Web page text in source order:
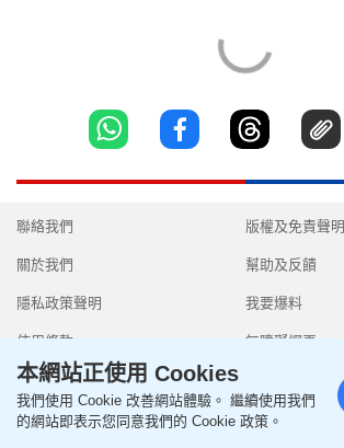
聯絡我們
關於我們
隱私政策聲明
使用條款
版權及免責聲明
幫助及反饋
我要爆料
無障礙網頁
Copyright © 2026 SingTao Ltd.All rights reserved.
本網站正使用 Cookies
我們使用 Cookie 改善網站體驗。 繼續使用我們
的網站即表示您同意我們的 Cookie 政策。